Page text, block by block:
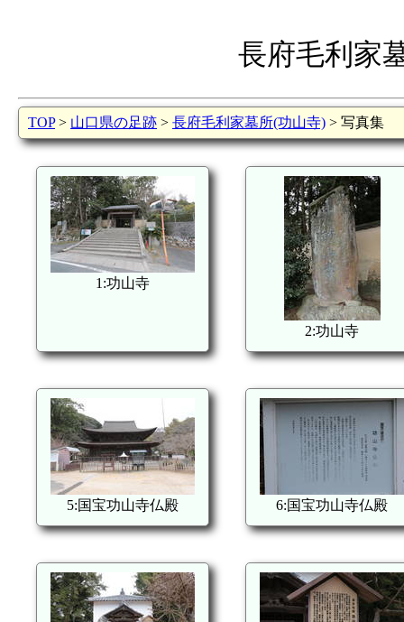
長府毛利家
TOP> 山口県の足跡 > 長府毛利家墓所(功山寺) > 写真集
1:功山寺
2:功山寺
5:国宝功山寺仏殿 6:国宝功山寺仏殿